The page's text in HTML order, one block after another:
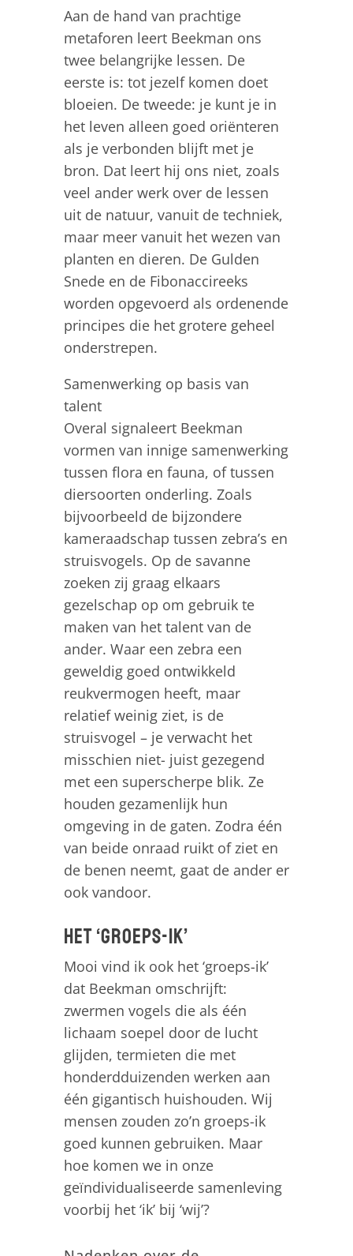
Aan de hand van prachtige
metaforen leert Beekman ons
twee belangrijke lessen. De
eerste is: tot jezelf komen doet
bloeien. De tweede: je kunt je in
het leven alleen goed oriënteren
als je verbonden blijft met je
bron. Dat leert hij ons niet, zoals
veel ander werk over de lessen
uit de natuur, vanuit de techniek,
maar meer vanuit het wezen van
planten en dieren. De Gulden
Snede en de Fibonaccireeks
worden opgevoerd als ordenende
principes die het grotere geheel
onderstrepen.
Samenwerking op basis van
talent
Overal signaleert Beekman
vormen van innige samenwerking
tussen flora en fauna, of tussen
diersoorten onderling. Zoals
bijvoorbeeld de bijzondere
kameraadschap tussen zebra’s en
struisvogels. Op de savanne
zoeken zij graag elkaars
gezelschap op om gebruik te
maken van het talent van de
ander. Waar een zebra een
geweldig goed ontwikkeld
reukvermogen heeft, maar
relatief weinig ziet, is de
struisvogel – je verwacht het
misschien niet- juist gezegend
met een superscherpe blik. Ze
houden gezamenlijk hun
omgeving in de gaten. Zodra één
van beide onraad ruikt of ziet en
de benen neemt, gaat de ander er
ook vandoor.
Het ‘groeps-ik’
Mooi vind ik ook het ‘groeps-ik’
dat Beekman omschrijft:
zwermen vogels die als één
lichaam soepel door de lucht
glijden, termieten die met
honderdduizenden werken aan
één gigantisch huishouden. Wij
mensen zouden zo’n groeps-ik
goed kunnen gebruiken. Maar
hoe komen we in onze
geïndividualiseerde samenleving
voorbij het ‘ik’ bij ‘wij’?